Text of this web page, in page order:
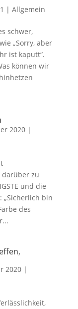
| Allgemein
schwer,
„Sorry, aber
ist kaputt“.
können wir
2020|
darüber zu
und die
„Sicherlich bin
des
2020|